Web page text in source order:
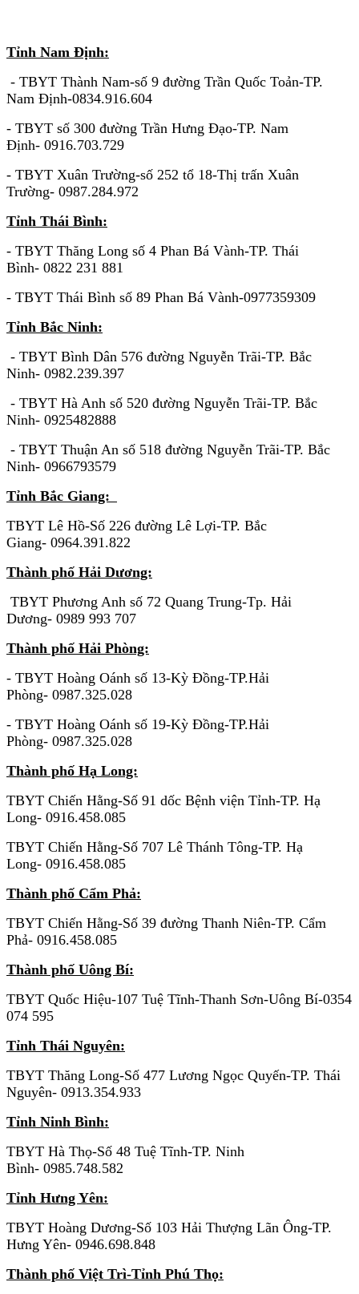
Tỉnh Nam Định:
- TBYT Thành Nam-số 9 đường Trần Quốc Toản-TP.
Nam Định-0834.916.604
- TBYT số 300 đường Trần Hưng Đạo-TP. Nam
Định- 0916.703.729
- TBYT Xuân Trường-số 252 tổ 18-Thị trấn Xuân
Trường- 0987.284.972
Tỉnh Thái Bình:
- TBYT Thăng Long số 4 Phan Bá Vành-TP. Thái
Bình- 0822 231 881
- TBYT Thái Bình số 89 Phan Bá Vành-0977359309
Tỉnh Bắc Ninh:
- TBYT Bình Dân 576 đường Nguyễn Trãi-TP. Bắc
Ninh- 0982.239.397
- TBYT Hà Anh số 520 đường Nguyễn Trãi-TP. Bắc
Ninh- 0925482888
- TBYT Thuận An số 518 đường Nguyễn Trãi-TP. Bắc
Ninh- 0966793579
Tỉnh Bắc Giang:
TBYT Lê Hồ-Số 226 đường Lê Lợi-TP. Bắc
Giang- 0964.391.822
Thành phố Hải Dương:
TBYT Phương Anh số 72 Quang Trung-Tp. Hải
Dương- 0989 993 707
Thành phố Hải Phòng:
- TBYT Hoàng Oánh số 13-Kỳ Đồng-TP.Hải
Phòng- 0987.325.028
- TBYT Hoàng Oánh số 19-Kỳ Đồng-TP.Hải
Phòng- 0987.325.028
Thành phố Hạ Long:
TBYT Chiến Hằng-Số 91 dốc Bệnh viện Tỉnh-TP. Hạ
Long- 0916.458.085
TBYT Chiến Hằng-Số 707 Lê Thánh Tông-TP. Hạ
Long- 0916.458.085
Thành phố Cẩm Phả:
TBYT Chiến Hằng-Số 39 đường Thanh Niên-TP. Cẩm
Phả- 0916.458.085
Thành phố Uông Bí:
TBYT Quốc Hiệu-107 Tuệ Tĩnh-Thanh Sơn-Uông Bí-0354
074 595
Tỉnh Thái Nguyên:
TBYT Thăng Long-Số 477 Lương Ngọc Quyến-TP. Thái
Nguyên- 0913.354.933
Tỉnh Ninh Bình:
TBYT Hà Thọ-Số 48 Tuệ Tĩnh-TP. Ninh
Bình- 0985.748.582
Tỉnh Hưng Yên:
TBYT Hoàng Dương-Số 103 Hải Thượng Lãn Ông-TP.
Hưng Yên- 0946.698.848
Thành phố Việt Trì-Tỉnh Phú Thọ: